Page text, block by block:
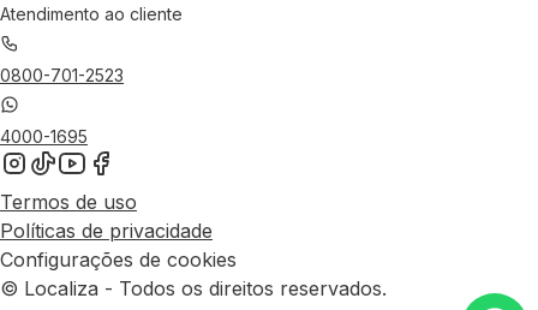
Atendimento ao cliente
0800-701-2523
4000-1695
Termos de uso
Políticas de privacidade
Configurações de cookies
© Localiza - Todos os direitos reservados.